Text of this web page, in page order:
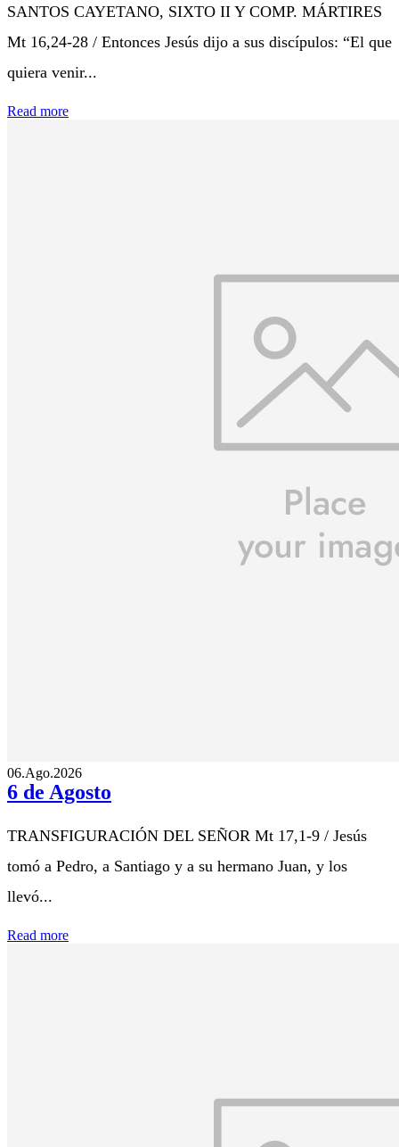
SANTOS CAYETANO, SIXTO II Y COMP. MÁRTIRES
Mt 16,24-28 / Entonces Jesús dijo a sus discípulos: “El que
quiera venir...
Read more
06.Ago.2026
6 de Agosto
TRANSFIGURACIÓN DEL SEÑOR Mt 17,1-9 / Jesús
tomó a Pedro, a Santiago y a su hermano Juan, y los
llevó...
Read more